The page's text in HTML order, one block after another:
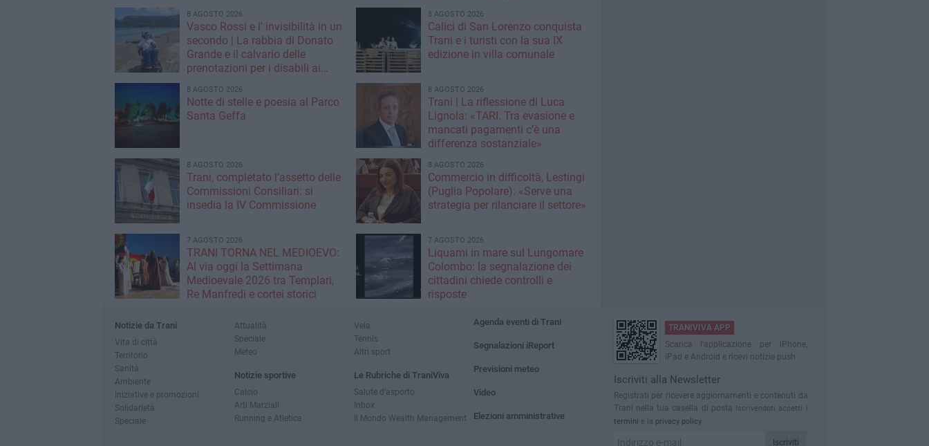
8 AGOSTO 2026
Vasco Rossi e l' invisibilità in un
secondo | La rabbia di Donato
Grande e il calvario delle
prenotazioni per i disabili ai
8 AGOSTO 2026
Calici di San Lorenzo conquista
Trani e i turisti con la sua IX
edizione in villa comunale
8 AGOSTO 2026
Notte di stelle e poesia al Parco
Santa Geffa
8 AGOSTO 2026
Trani | La riflessione di Luca
Lignola: «TARI. Tra evasione e
mancati pagamenti c’è una
differenza sostanziale»
8 AGOSTO 2026
Trani, completato l’assetto delle
Commissioni Consiliari: si
insedia la IV Commissione
8 AGOSTO 2026
Commercio in difficoltà, Lestingi
(Puglia Popolare): «Serve una
strategia per rilanciare il settore»
7 AGOSTO 2026
TRANI TORNA NEL MEDIOEVO:
Al via oggi la Settimana
Medioevale 2026 tra Templari,
Re Manfredi e cortei storici
7 AGOSTO 2026
Liquami in mare sul Lungomare
Colombo: la segnalazione dei
cittadini chiede controlli e
risposte
Notizie da Trani
Vita di città
Territorio
Sanità
Ambiente
Iniziative e promozioni
Solidarietà
Speciale
Attualità
Speciale
Meteo
Notizie sportive
Calcio
Arti Marziali
Running e Atletica
Vela
Tennis
Altri sport
Le Rubriche di TraniViva
Salute d’asporto
Inbox
Il Mondo Wealth Management
Agenda eventi di Trani
Segnalazioni iReport
Previsioni meteo
Video
Elezioni amministrative
TRANIVIVA APP
Scarica l'applicazione per iPhone,
iPad e Android e ricevi notizie push
Iscriviti alla Newsletter
Registrati per ricevere aggiornamenti e contenuti da
Trani nella tua casella di posta Iscrivendoti accetti i
termini e la privacy policy
Iscriviti